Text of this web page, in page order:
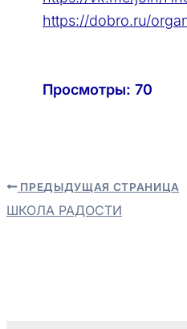
https://dobro.ru/
Просмотры: 70
Навигация
по
ПРЕДЫДУЩАЯ СТРАНИЦА
ШКОЛА РАДОСТИ